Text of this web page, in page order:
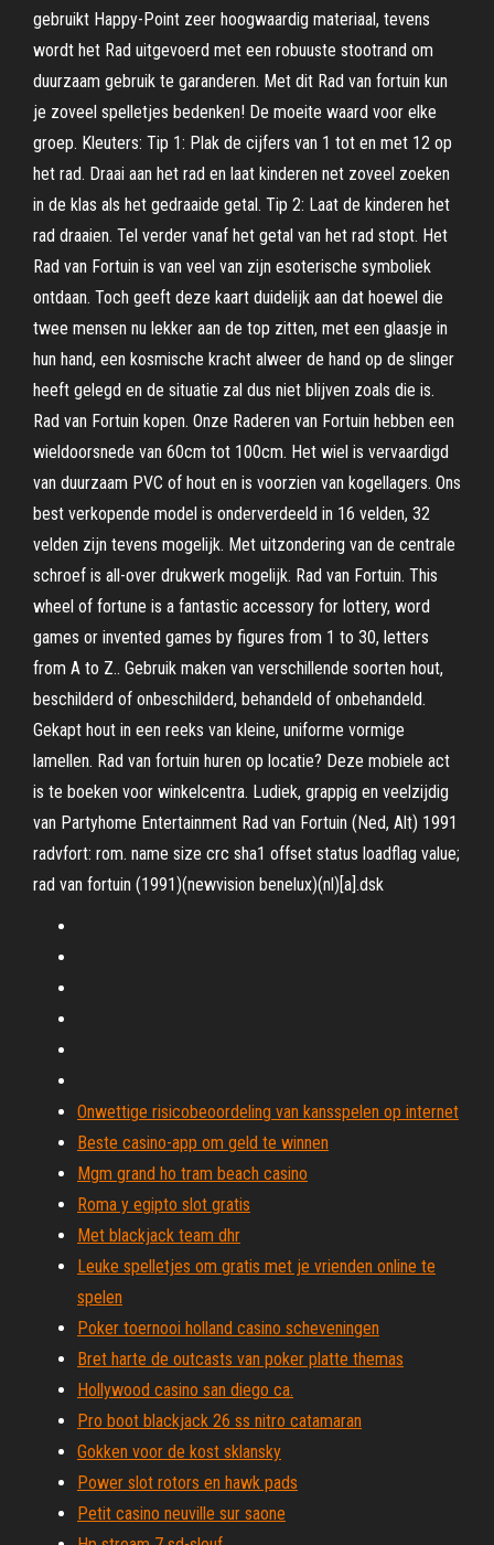
gebruikt Happy-Point zeer hoogwaardig materiaal, tevens
wordt het Rad uitgevoerd met een robuuste stootrand om
duurzaam gebruik te garanderen. Met dit Rad van fortuin kun
je zoveel spelletjes bedenken! De moeite waard voor elke
groep. Kleuters: Tip 1: Plak de cijfers van 1 tot en met 12 op
het rad. Draai aan het rad en laat kinderen net zoveel zoeken
in de klas als het gedraaide getal. Tip 2: Laat de kinderen het
rad draaien. Tel verder vanaf het getal van het rad stopt. Het
Rad van Fortuin is van veel van zijn esoterische symboliek
ontdaan. Toch geeft deze kaart duidelijk aan dat hoewel die
twee mensen nu lekker aan de top zitten, met een glaasje in
hun hand, een kosmische kracht alweer de hand op de slinger
heeft gelegd en de situatie zal dus niet blijven zoals die is.
Rad van Fortuin kopen. Onze Raderen van Fortuin hebben een
wieldoorsnede van 60cm tot 100cm. Het wiel is vervaardigd
van duurzaam PVC of hout en is voorzien van kogellagers. Ons
best verkopende model is onderverdeeld in 16 velden, 32
velden zijn tevens mogelijk. Met uitzondering van de centrale
schroef is all-over drukwerk mogelijk. Rad van Fortuin. This
wheel of fortune is a fantastic accessory for lottery, word
games or invented games by figures from 1 to 30, letters
from A to Z.. Gebruik maken van verschillende soorten hout,
beschilderd of onbeschilderd, behandeld of onbehandeld.
Gekapt hout in een reeks van kleine, uniforme vormige
lamellen. Rad van fortuin huren op locatie? Deze mobiele act
is te boeken voor winkelcentra. Ludiek, grappig en veelzijdig
van Partyhome Entertainment Rad van Fortuin (Ned, Alt) 1991
radvfort: rom. name size crc sha1 offset status loadflag value;
rad van fortuin (1991)(newvision benelux)(nl)[a].dsk
Onwettige risicobeoordeling van kansspelen op internet
Beste casino-app om geld te winnen
Mgm grand ho tram beach casino
Roma y egipto slot gratis
Met blackjack team dhr
Leuke spelletjes om gratis met je vrienden online te
spelen
Poker toernooi holland casino scheveningen
Bret harte de outcasts van poker platte themas
Hollywood casino san diego ca.
Pro boot blackjack 26 ss nitro catamaran
Gokken voor de kost sklansky
Power slot rotors en hawk pads
Petit casino neuville sur saone